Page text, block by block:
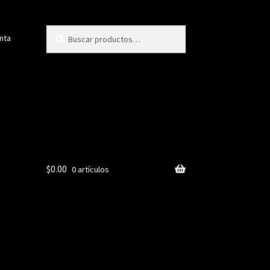
$0.00 0 artículos